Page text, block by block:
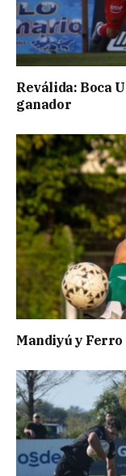
Reválida: Boca
ganador
Mandiyú y